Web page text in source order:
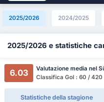
2025/2026 2024/2025
2025/2026 e statistiche
6.03
Valutazione media nel
Classifica Gol : 60 /
Statistiche della stagione